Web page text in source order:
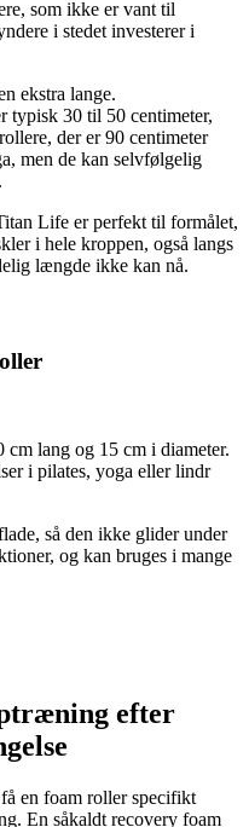
som ikke er vant til
i stedet investerer i
ekstra lange.
typisk 30 til 50 centimeter,
der er 90 centimeter
men de kan selvfølgelig
Life er perfekt til formålet,
i hele kroppen, også langs
længde ikke kan nå.
lang og 15 cm i diameter.
i pilates, yoga eller lindr
så den ikke glider under
og kan bruges i mange
efter
en foam roller specifikt
En såkaldt recovery foam